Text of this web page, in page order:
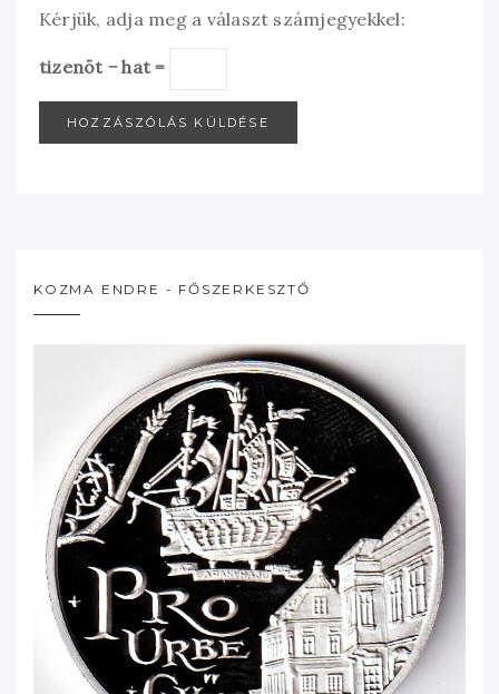
Kérjük, adja meg a választ számjegyekkel:
tizenöt − hat =
KOZMA ENDRE - FŐSZERKESZTŐ